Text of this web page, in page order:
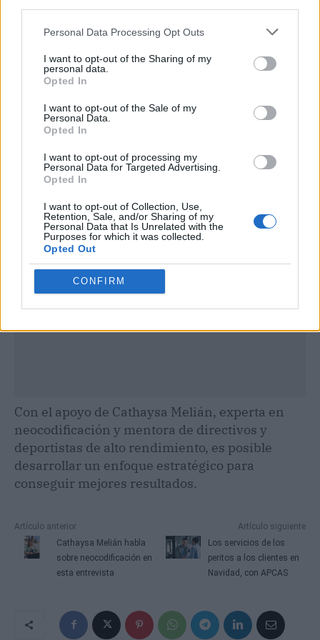
Personal Data Processing Opt Outs
I want to opt-out of the Sharing of my
personal data.
Opted In
I want to opt-out of the Sale of my
Personal Data.
Opted In
I want to opt-out of processing my
Personal Data for Targeted Advertising.
Opted In
I want to opt-out of Collection, Use,
Retention, Sale, and/or Sharing of my
Personal Data that Is Unrelated with the
Purposes for which it was collected.
Opted Out
CONFIRM
Con el apoyo de Cathaysa Melián, experta en
neocodificación y mentora de directivos y
deportistas de alto rendimiento, es posible
desarrollar un enfoque estratégico para
conseguir mejores resultados.
Artículo anterior
Cathaysa Melián habla
sobre neocodificación en
esta entrevista
Artículo siguiente
Los servicios de los
peritos a los clientes en
Navidad, con APCAS